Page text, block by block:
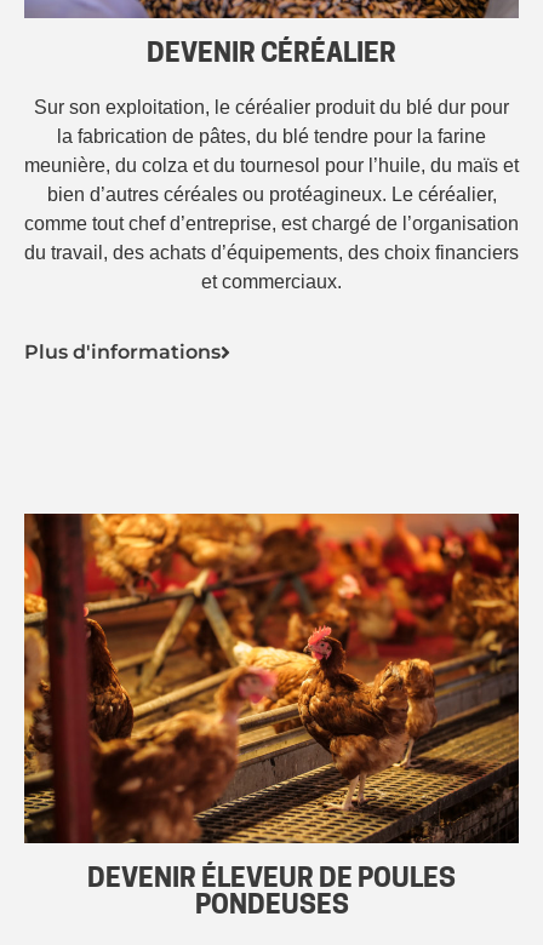
DEVENIR CÉRÉALIER
Sur son exploitation, le céréalier produit du blé dur pour
la fabrication de pâtes, du blé tendre pour la farine
meunière, du colza et du tournesol pour l’huile, du maïs et
bien d’autres céréales ou protéagineux. Le céréalier,
comme tout chef d’entreprise, est chargé de l’organisation
du travail, des achats d’équipements, des choix financiers
et commerciaux.
Plus d'informations
DEVENIR ÉLEVEUR DE POULES
PONDEUSES